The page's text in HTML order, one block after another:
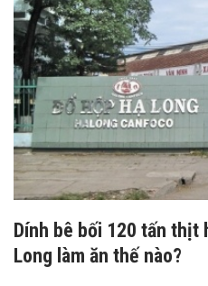
Dính bê bối 120 tấn thịt
Long làm ăn thế nào?